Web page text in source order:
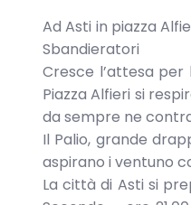
Ad Asti in piazza
Sbandieratori
Cresce l’attesa
Piazza Alfieri si
da sempre ne
Il Palio, grande
aspirano i ventuno
La città di Asti si